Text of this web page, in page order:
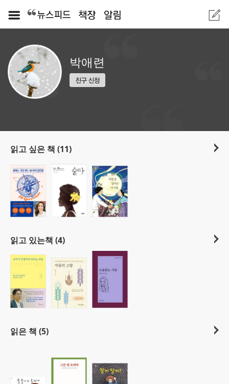
박애련
읽고 싶은 책 (11)
읽고 있는책 (4)
읽은 책 (5)